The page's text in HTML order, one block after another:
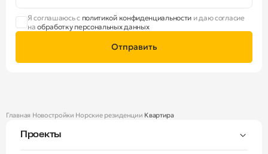
Я соглашаюсь с политикой конфиденциальности и даю согласие
наобработку персональных данных
Отправить
Главная Новостройки Норские резиденции Квартира
Проекты